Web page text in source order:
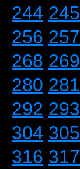
244 245
256 257
268 269
280 281
292 293
304 305
316 317